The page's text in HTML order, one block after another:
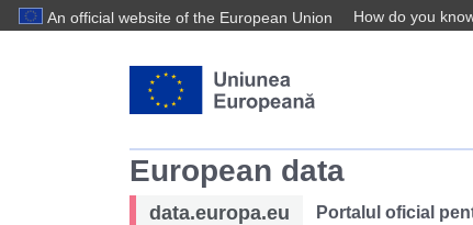
An official website of the European Union How do you
European data
data.europa.eu Portalul oficial